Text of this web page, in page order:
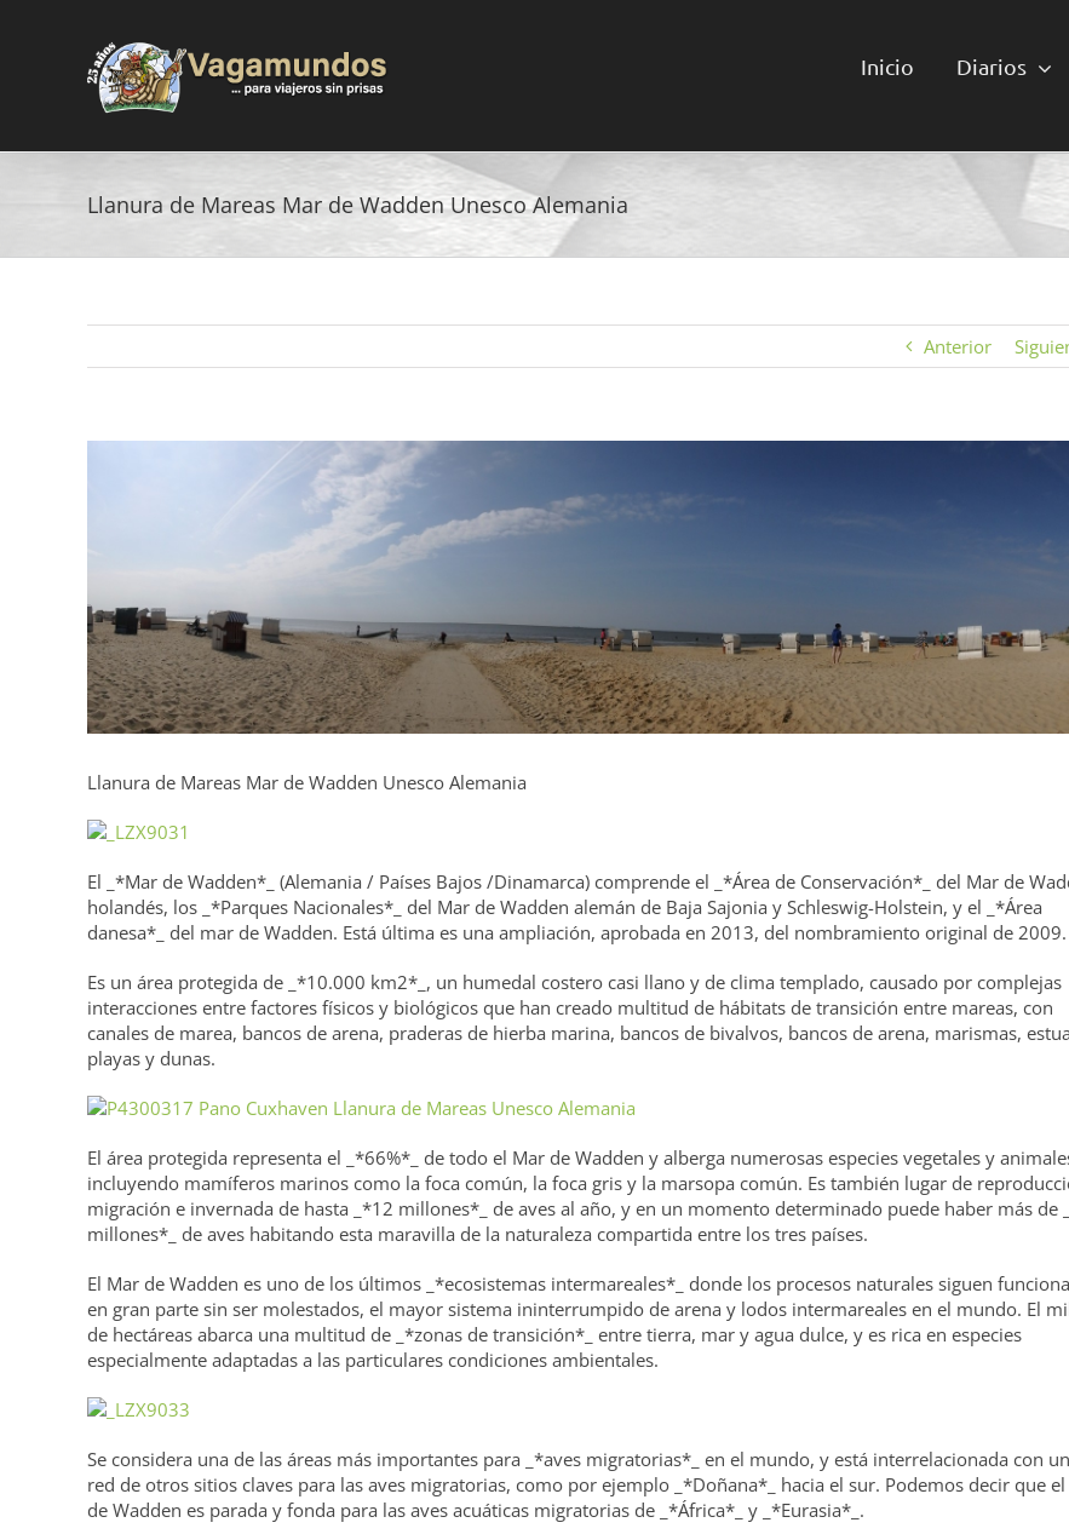
Inicio Diarios
Llanura de Mareas Mar de Wadden Unesco Alemania
Anterior
Llanura de Mareas Mar de Wadden Unesco Alemania
El _*Mar de Wadden*_ (Alemania / Países Bajos /Dinamarca) comprende el _*Área de Conservación*_ del Mar de
holandés, los _*Parques Nacionales*_ del Mar de Wadden alemán de Baja Sajonia y Schleswig-Holstein, y el _*Área
danesa*_ del mar de Wadden. Está última es una ampliación, aprobada en 2013, del nombramiento original de 2009.
Es un área protegida de _*10.000 km2*_, un humedal costero casi llano y de clima templado, causado por complejas
interacciones entre factores físicos y biológicos que han creado multitud de hábitats de transición entre mareas, con
canales de marea, bancos de arena, praderas de hierba marina, bancos de bivalvos, bancos de arena, marismas,
playas y dunas.
El área protegida representa el _*66%*_ de todo el Mar de Wadden y alberga numerosas especies vegetales y
incluyendo mamíferos marinos como la foca común, la foca gris y la marsopa común. Es también lugar de
migración e invernada de hasta _*12 millones*_ de aves al año, y en un momento determinado puede haber más de
millones*_ de aves habitando esta maravilla de la naturaleza compartida entre los tres países.
El Mar de Wadden es uno de los últimos _*ecosistemas intermareales*_ donde los procesos naturales siguen
en gran parte sin ser molestados, el mayor sistema ininterrumpido de arena y lodos intermareales en el mundo. El
de hectáreas abarca una multitud de _*zonas de transición*_ entre tierra, mar y agua dulce, y es rica en especies
especialmente adaptadas a las particulares condiciones ambientales.
Se considera una de las áreas más importantes para _*aves migratorias*_ en el mundo, y está interrelacionada con
red de otros sitios claves para las aves migratorias, como por ejemplo _*Doñana*_ hacia el sur. Podemos decir que
de Wadden es parada y fonda para las aves acuáticas migratorias de _*África*_ y _*Eurasia*_.